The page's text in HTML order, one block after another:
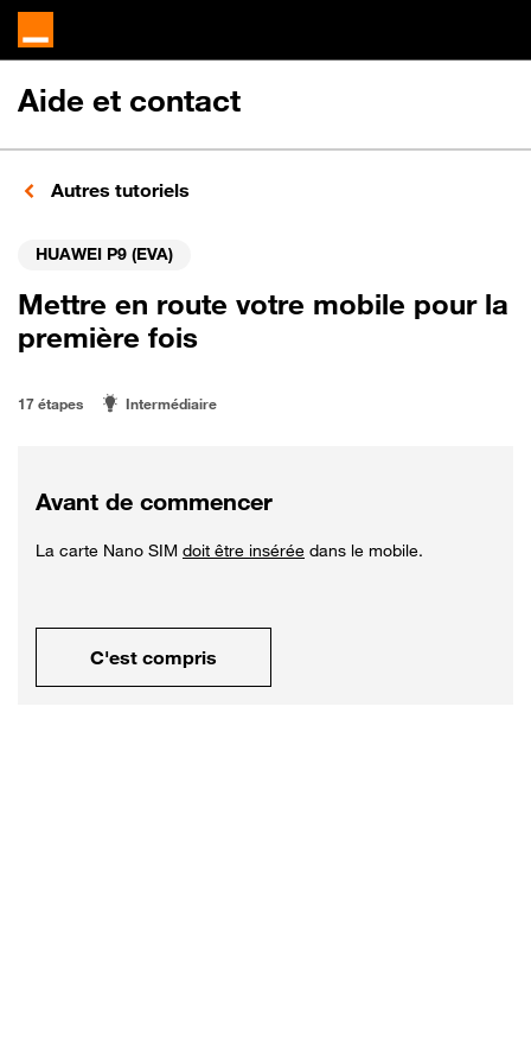
Aide et contact
Autres tutoriels
HUAWEI P9 (EVA)
Mettre en route votre mobile pour la
première fois
17 étapes Intermédiaire
Avant de commencer
La carte Nano SIM doit être insérée dans le mobile.
C'est compris